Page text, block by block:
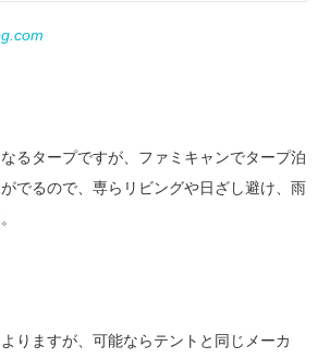
るタープですが、ファミキャンでタープ泊
でるので、専らリビングや日ざし避け、雨
りますが、可能ならテントと同じメーカ